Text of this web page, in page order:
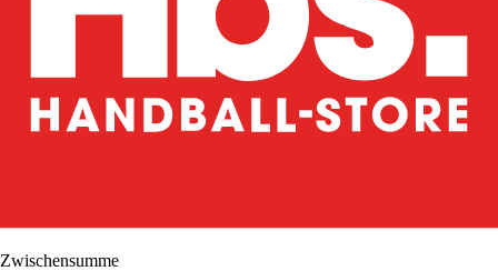
Zwischensumme